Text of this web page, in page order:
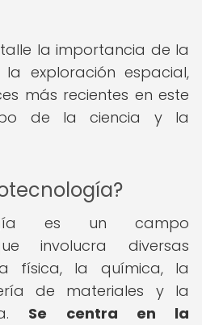
la importancia de la
exploración espacial,
más recientes en este
de la ciencia y la
es un campo
involucra diversas
física, la química, la
de materiales y la
Se centra en la